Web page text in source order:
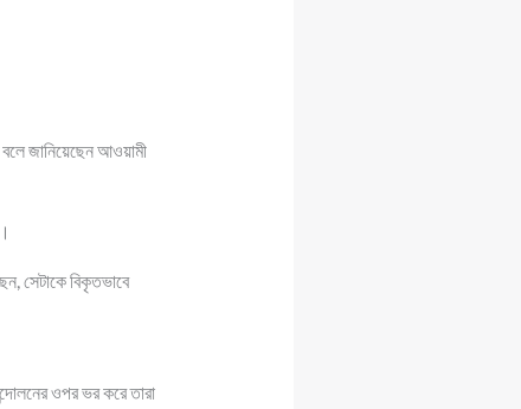
জানিয়েছেন আওয়ামী
সেটাকে বিকৃতভাবে
ওপর ভর করে তারা